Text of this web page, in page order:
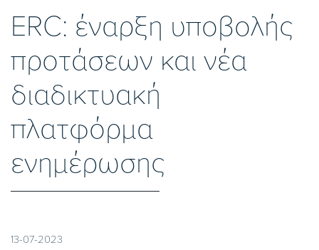
ERC: έναρξη υποβολής
προτάσεων και νέα
διαδικτυακή
πλατφόρμα
ενημέρωσης
13-07-2023